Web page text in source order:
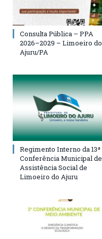
Consulta Pública – PPA
2026–2029 – Limoeiro do
Ajuru/PA
Regimento Interno da 13ª
Conferência Municipal de
Assistência Social de
Limoeiro do Ajuru